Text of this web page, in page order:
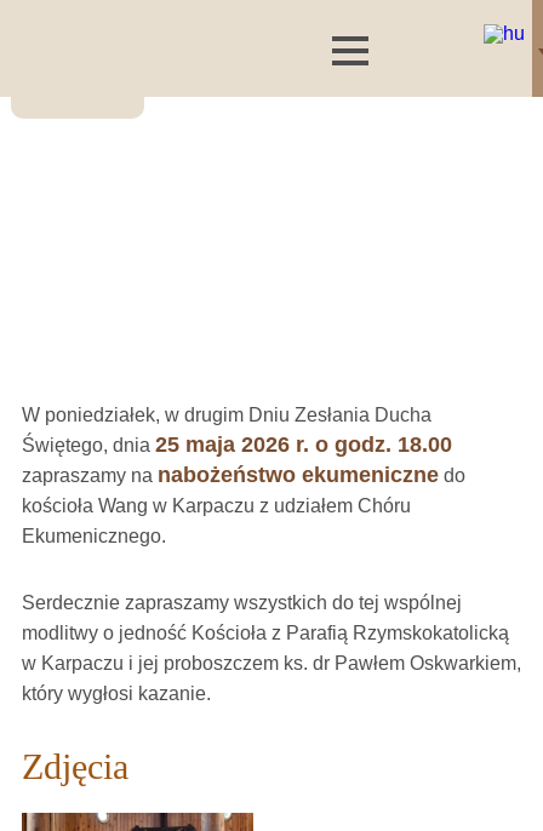
W poniedziałek, w drugim Dniu Zesłania Ducha
Świętego, dnia 25 maja 2026 r. o godz. 18.00
zapraszamy na nabożeństwo ekumenicznedo
kościoła Wang w Karpaczu z udziałem Chóru
Ekumenicznego.
Serdecznie zapraszamy wszystkich do tej wspólnej
modlitwy o jedność Kościoła z Parafią Rzymskokatolicką
w Karpaczu i jej proboszczem ks. dr Pawłem Oskwarkiem,
który wygłosi kazanie.
Zdjęcia